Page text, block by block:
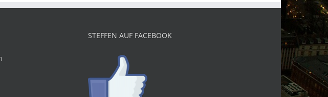
STEFFEN AUF FACEBOOK